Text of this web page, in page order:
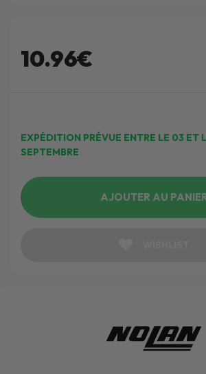
10.96€
EXPÉDITION PRÉVUE ENTRE LE 03 ET
SEPTEMBRE
AJOUTER AU